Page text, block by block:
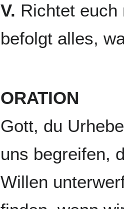
V. Richtet euch
befolgt alles,
ORATION
Gott, du
uns begreifen,
Willen